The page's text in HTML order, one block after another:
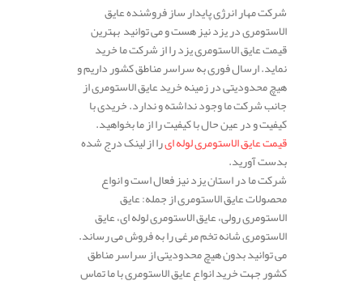
شرکت مهار انرژی پایدار ساز فروشنده عایق
الاستومری در یزد نیز هست و می توانید بهترین
قیمت عایق الاستومری یزد را از شرکت ما خرید
نماید. ارسال فوری به سراسر مناطق کشور داریم و
هیچ محدودیتی در زمینه خرید عایق الاستومری از
جانب شرکت ما وجود نداشته و ندارد. خریدی با
کیفیت و در عین حال با کیفیت را از ما بخواهید.
قیمت عایق الاستومری لوله ایرا از لینک درج شده
بدست آورید.
شرکت ما در استان یزد نیز فعال است و انواع
محصولات عایق الاستومری از جمله: عایق
الاستومری رولی، عایق الاستومری لوله ای، عایق
الاستومری شانه تخم مرغی را به فروش می رساند.
می توانید بدون هیچ محدودیتی از سراسر مناطق
کشور جهت خرید انواع عایق الاستومری با ما تماس